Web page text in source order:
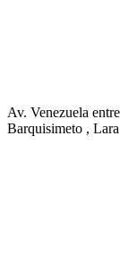
Av. Venezuela
Barquisimeto ,